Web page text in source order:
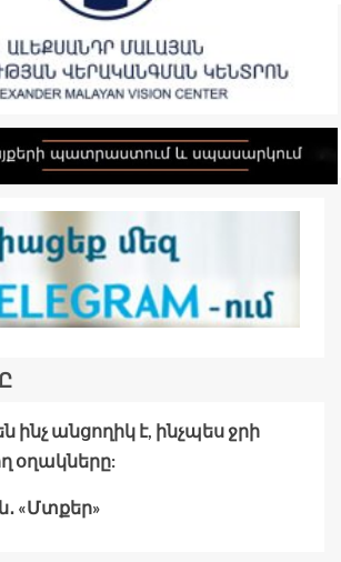
ինչ անցողիկ է, ինչպես ջրի
օղակները:
«Մտքեր»